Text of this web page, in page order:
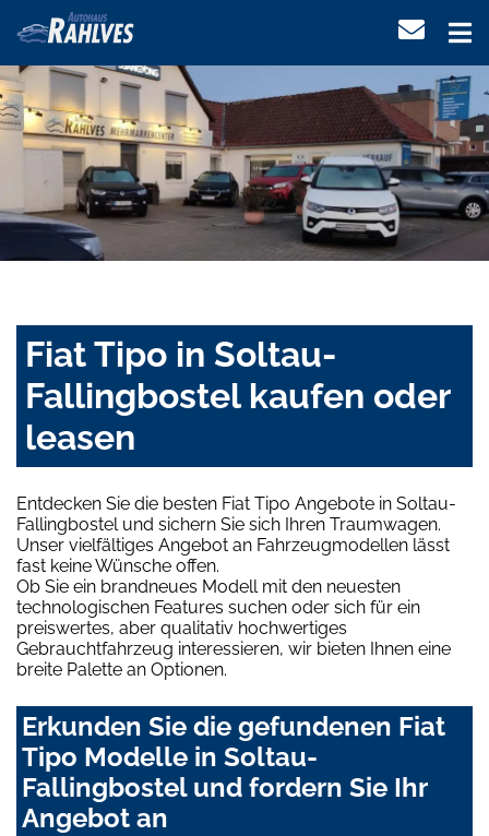
Fiat Tipo in Soltau-
Fallingbostel kaufen oder
leasen
Entdecken Sie die besten Fiat Tipo Angebote in Soltau-
Fallingbostel und sichern Sie sich Ihren Traumwagen.
Unser vielfältiges Angebot an Fahrzeugmodellen lässt
fast keine Wünsche offen.
Ob Sie ein brandneues Modell mit den neuesten
technologischen Features suchen oder sich für ein
preiswertes, aber qualitativ hochwertiges
Gebrauchtfahrzeug interessieren, wir bieten Ihnen eine
breite Palette an Optionen.
Erkunden Sie die gefundenen Fiat
Tipo Modelle in Soltau-
Fallingbostel und fordern Sie Ihr
Angebot an